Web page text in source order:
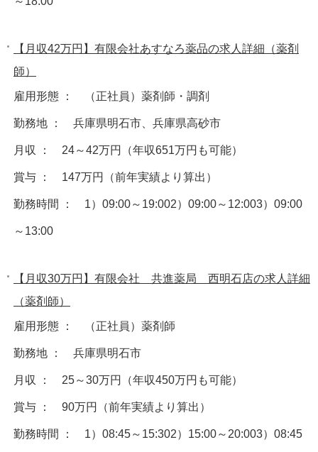
【月収42万円】有限会社あすなろ薬品の求人詳細（薬剤
師）
雇用形態 ： （正社員）薬剤師・調剤
勤務地 ： 兵庫県明石市、兵庫県高砂市
月収 ： 24～42万円（年収651万円も可能）
賞与 ： 147万円（前年実績より算出）
勤務時間 ： 1）09:00～19:002）09:00～12:003）09:00
～13:00
【月収30万円】有限会社 共進薬局 西明石店の求人詳細
（薬剤師）
雇用形態 ： （正社員）薬剤師
勤務地 ： 兵庫県明石市
月収 ： 25～30万円（年収450万円も可能）
賞与 ： 90万円（前年実績より算出）
勤務時間 ： 1）08:45～15:302）15:00～20:003）08:45